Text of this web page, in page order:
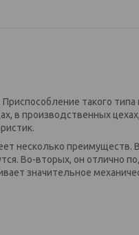
такого
в производственных
несколько преимуществ.
Во-вторых, он отлично
значительное